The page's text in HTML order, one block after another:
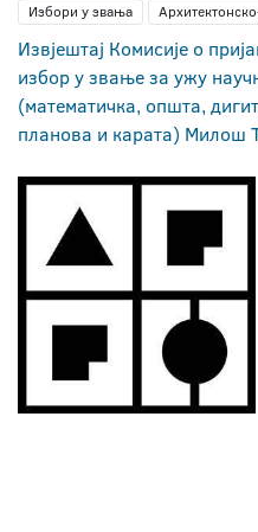
Избори у звања
Извјештај Комисије о
избор у звање за ужу
(математичка, општа,
планова и карата) Милош